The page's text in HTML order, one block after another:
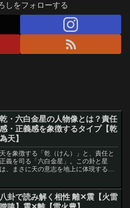
しをフォローする
乾・六白金星の人物像とは？責任
感・正義感を象徴するタイプ【乾
為天】
天を象徴する「乾（けん）」と、責任と
正義を司る「六白金星」。この卦と星
は、まさに天の意志を地上に体現する人
が、どのような性格や人物像かを語りた
いと思います。乾・六白金...
八卦で読み解く相性 離✕震【火雷